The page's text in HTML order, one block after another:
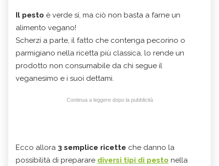
Il pesto è verde sì, ma ciò non basta a farne un
alimento vegano!
Scherzi a parte, il fatto che contenga pecorino o
parmigiano nella ricetta più classica, lo rende un
prodotto non consumabile da chi segue il
veganesimo e i suoi dettami.
Continua a leggere dopo la pubblicità
Ecco allora 3 semplice ricette che danno la
possibilità di preparare diversi tipi di pesto nella